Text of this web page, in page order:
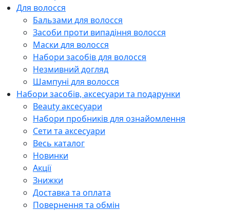
Для волосся
Бальзами для волосся
Засоби проти випадіння волосся
Маски для волосся
Набори засобів для волосся
Незмивний догляд
Шампуні для волосся
Набори засобів, аксесуари та подарунки
Beauty аксесуари
Набори пробників для ознайомлення
Сети та аксесуари
Весь каталог
Новинки
Акції
Знижки
Доставка та оплата
Повернення та обмін